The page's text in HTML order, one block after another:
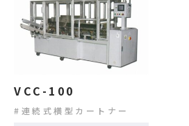
VCC-100
連続式横型カートナー